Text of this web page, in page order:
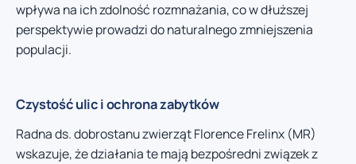
wpływa na ich zdolność rozmnażania, co w dłuższej
perspektywie prowadzi do naturalnego zmniejszenia
populacji.
Czystość ulic i ochrona zabytków
Radna ds. dobrostanu zwierząt Florence Frelinx (MR)
wskazuje, że działania te mają bezpośredni związek z